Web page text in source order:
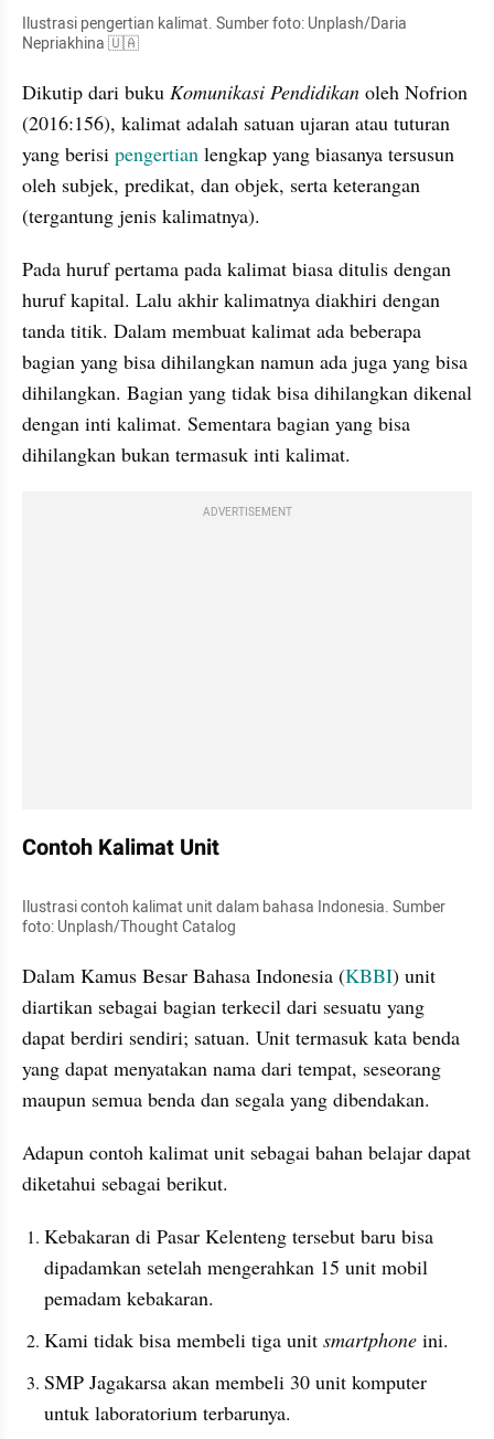
Ilustrasi pengertian kalimat. Sumber foto: Unplash/Daria
Nepriakhina 🇺🇦
Dikutip dari buku Komunikasi Pendidikan oleh Nofrion
(2016:156), kalimat adalah satuan ujaran atau tuturan
yang berisi pengertian lengkap yang biasanya tersusun
oleh subjek, predikat, dan objek, serta keterangan
(tergantung jenis kalimatnya).
Pada huruf pertama pada kalimat biasa ditulis dengan
huruf kapital. Lalu akhir kalimatnya diakhiri dengan
tanda titik. Dalam membuat kalimat ada beberapa
bagian yang bisa dihilangkan namun ada juga yang bisa
dihilangkan. Bagian yang tidak bisa dihilangkan dikenal
dengan inti kalimat. Sementara bagian yang bisa
dihilangkan bukan termasuk inti kalimat.
ADVERTISEMENT
Contoh Kalimat Unit
Ilustrasi contoh kalimat unit dalam bahasa Indonesia. Sumber
foto: Unplash/Thought Catalog
Dalam Kamus Besar Bahasa Indonesia (KBBI) unit
diartikan sebagai bagian terkecil dari sesuatu yang
dapat berdiri sendiri; satuan. Unit termasuk kata benda
yang dapat menyatakan nama dari tempat, seseorang
maupun semua benda dan segala yang dibendakan.
Adapun contoh kalimat unit sebagai bahan belajar dapat
diketahui sebagai berikut.
Kebakaran di Pasar Kelenteng tersebut baru bisa
dipadamkan setelah mengerahkan 15 unit mobil
pemadam kebakaran.
Kami tidak bisa membeli tiga unit smartphone ini.
SMP Jagakarsa akan membeli 30 unit komputer
untuk laboratorium terbarunya.